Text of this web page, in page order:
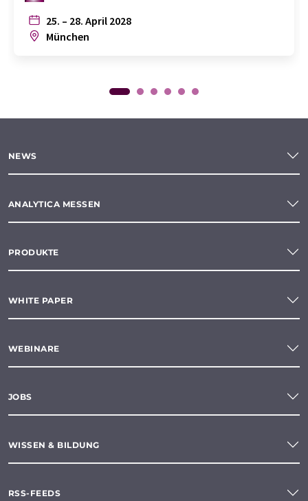
25. – 28. April 2028
München
NEWS
ANALYTICA MESSEN
PRODUKTE
WHITE PAPER
WEBINARE
JOBS
WISSEN & BILDUNG
RSS-FEEDS